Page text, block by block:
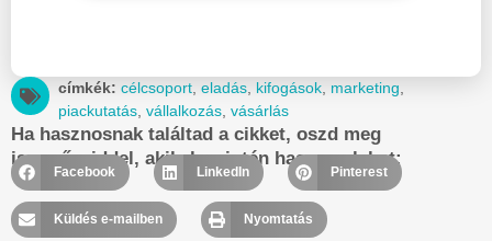
címkék: célcsoport eladás kifogások marketing
piackutatás vállalkozás vásárlás
Ha hasznosnak találtad a cikket, oszd meg
ismerőseiddel, akikek szintén hasznos lehet:
Facebook LinkedIn Pinterest
Küldés e-mailben Nyomtatás